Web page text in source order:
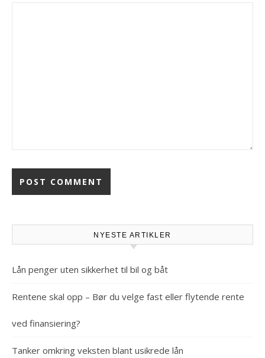
NYESTE ARTIKLER
Lån penger uten sikkerhet til bil og båt
Rentene skal opp – Bør du velge fast eller flytende rente
ved finansiering?
Tanker omkring veksten blant usikrede lån